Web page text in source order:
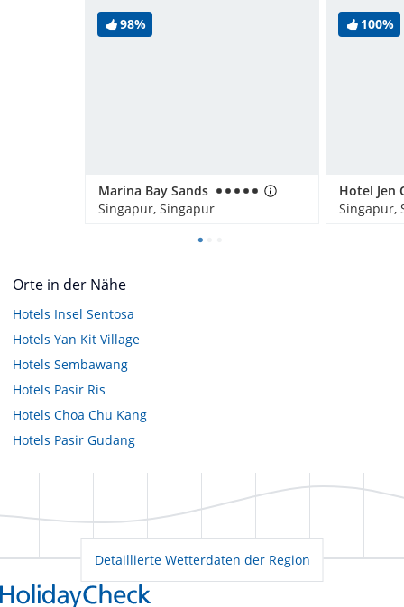
98%
Marina Bay Sands
Singapur, Singapur
100%
Singapur,
Orte in der Nähe
Hotels Insel Sentosa
Hotels Yan Kit Village
Hotels Sembawang
Hotels Pasir Ris
Hotels Choa Chu Kang
Hotels Pasir Gudang
Detaillierte Wetterdaten der Region